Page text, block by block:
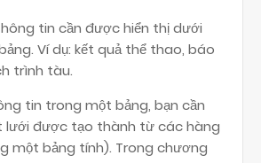
tin cần được hiển thị dưới
Ví dụ: kết quả thể thao, báo
trình tàu.
tin trong một bảng, bạn cần
lưới được tạo thành từ các hàng
một bảng tính). Trong chương